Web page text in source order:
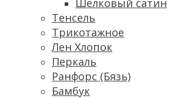
Тенсель
Трикотажное
Лен Хлопок
Перкаль
Ранфорс (Бязь)
Бамбук